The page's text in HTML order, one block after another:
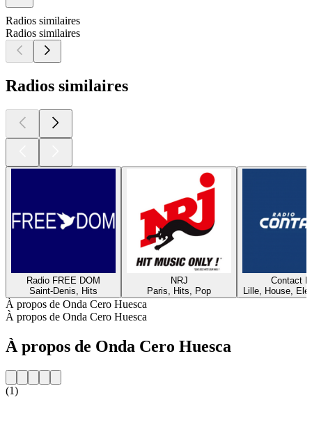
Radios similaires
Radios similaires
Radios similaires
Radio FREE DOM
Saint-Denis, Hits
NRJ
Paris, Hits, Pop
Contact
Lille, House,
À propos de Onda Cero Huesca
À propos de Onda Cero Huesca
À propos de Onda Cero Huesca
(1)